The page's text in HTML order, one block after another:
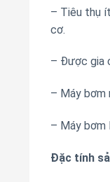
– Tiêu thụ
cơ.
– Được gia
– Máy bơm
– Máy bơm
Đặc tính